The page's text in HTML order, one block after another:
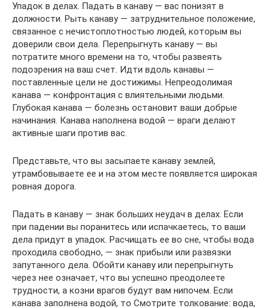
Упадок в делах. Падать в канаву — вас понизят в
должности. Рыть канаву — затруднительное положение,
связанное с нечистоплотностью людей, которым вы
доверили свои дела. Перепрыгнуть канаву — вы
потратите много времени на то, чтобы развеять
подозрения на ваш счет. Идти вдоль канавы —
поставленные цели не достижимы. Непреодолимая
канава — конфронтация с влиятельными людьми.
Глубокая канава — болезнь остановит ваши добрые
начинания. Канава наполнена водой — враги делают
активные шаги против вас.
Представьте, что вы засыпаете канаву землей,
утрамбовываете ее и на этом месте появляется широкая
ровная дорога.
Падать в канаву — знак больших неудач в делах. Если
при падении вы поранитесь или испачкаетесь, то ваши
дела придут в упадок. Расчищать ее во сне, чтобы вода
проходила свободно, — знак прибыли или развязки
запутанного дела. Обойти канаву или перепрыгнуть
через нее означает, что вы успешно преодолеете
трудности, а козни врагов будут вам нипочем. Если
канава заполнена водой, то Смотрите толкование: вода,